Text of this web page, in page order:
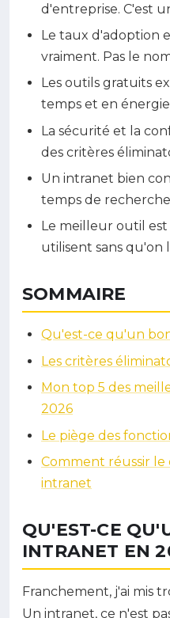
d'entreprise. C'est
Le taux d'adoption
vraiment. Pas le
Les outils gratuits
temps et en
La sécurité et la
des critères
Un intranet bien
temps de
Le meilleur outil
utilisent sans qu'on
SOMMAIRE
Qu'est-ce qu'un
Les critères
Mon top 5 des
2026
Le piège des
Comment réussir
intranet
QU'EST-CE
INTRANET EN
Franchement, j'ai mis
Un intranet, ce n'est